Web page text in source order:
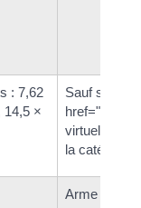
: 7,62
14,5 ×
Sauf si <a
la catégorie
Arme à feu